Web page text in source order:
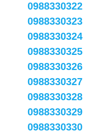
0988330322
0988330323
0988330324
0988330325
0988330326
0988330327
0988330328
0988330329
0988330330